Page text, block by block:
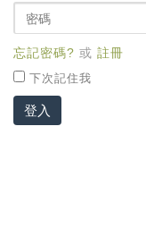
忘記密碼? 或 註冊
下次記住我
登入